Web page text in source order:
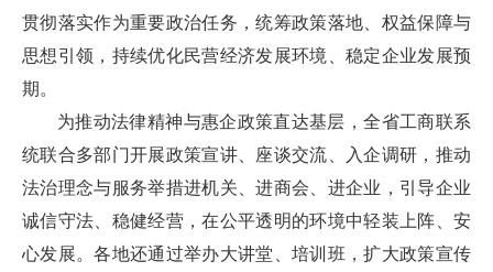
贯彻落实作为重要政治任务，统筹政策落地、权益保障与
思想引领，持续优化民营经济发展环境、稳定企业发展预
期。
为推动法律精神与惠企政策直达基层，全省工商联系
统联合多部门开展政策宣讲、座谈交流、入企调研，推动
法治理念与服务举措进机关、进商会、进企业，引导企业
诚信守法、稳健经营，在公平透明的环境中轻装上阵、安
心发展。各地还通过举办大讲堂、培训班，扩大政策宣传